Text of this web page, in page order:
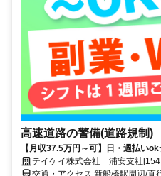
高速道路の警備(道路規制)
【月収37.5万円～可】日・週払い
テイケイ株式会社 浦安支社
交通・アクセス 新船橋駅周辺/直